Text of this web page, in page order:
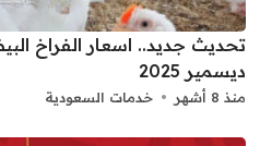
ديسمير 2025
منذ 8 أشهر خدمات السعودية